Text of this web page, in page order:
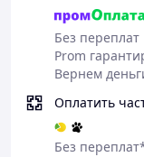
Без переплат
Prom
Вернем
Оплатить
Без